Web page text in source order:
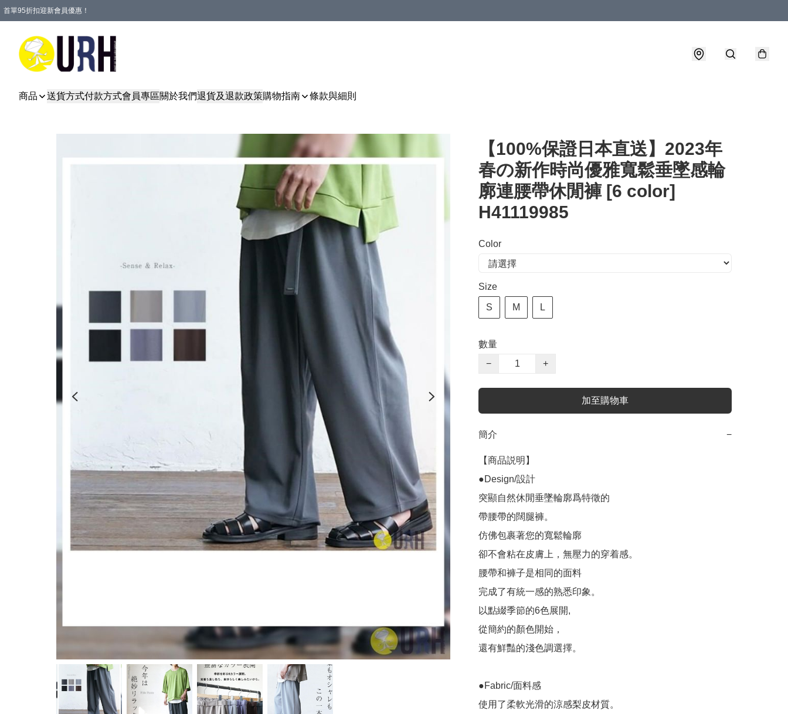
首單95折扣迎新會員優惠！
商品 送貨方式付款方式會員專區關於我們退貨及退款政策購物指南 條款與細則
【100%保證日本直送】2023年
春の新作時尚優雅寬鬆垂墜感輪
廓連腰帶休閒褲 [6 color]
H41119985
Color
Size
S M L
數量
−
+
加至購物車
簡介 −
【商品説明】
●Design/設計
突顯自然休閒垂墜輪廓爲特徵的
帶腰帶的闊腿褲。
仿佛包裹著您的寬鬆輪廓
卻不會粘在皮膚上，無壓力的穿着感。
腰帶和褲子是相同的面料
完成了有統一感的熟悉印象。
以點綴季節的6色展開,
從簡約的顏色開始，
還有鮮豔的淺色調選擇。
●Fabric/面料感
使用了柔軟光滑的涼感梨皮材質。